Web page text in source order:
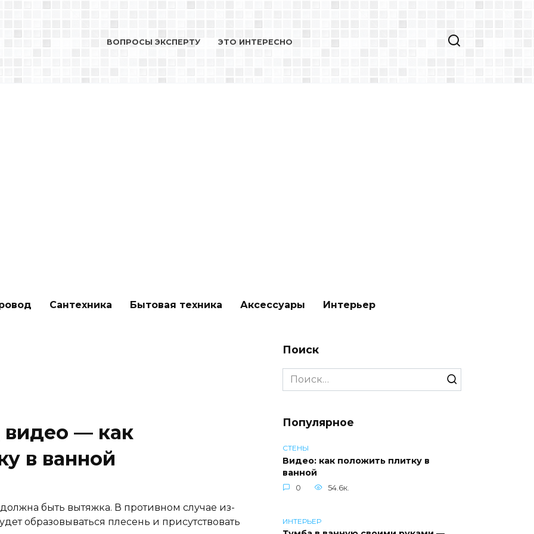
ВОПРОСЫ ЭКСПЕРТУ ЭТО ИНТЕРЕСНО
Сантехника Бытовая техника Аксессуары Интерьер
видео — как
в ванной
быть вытяжка. В противном случае из-
образовываться плесень и присутствовать
Поиск
Search
for:
Популярное
СТЕНЫ
Видео: как положить плитку в
ванной
0 54.6к.
ИНТЕРЬЕР